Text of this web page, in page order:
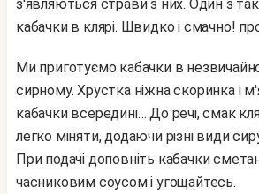
з'являються страви з них. Один з
кабачки в клярі. Швидко і смачно!
Ми приготуємо кабачки в незвичайному клярі -
сирному. Хрустка ніжна скоринка і
кабачки всередині… До речі, смак
легко міняти, додаючи різні види
При подачі доповніть кабачки
часниковим соусом і угощайтесь.